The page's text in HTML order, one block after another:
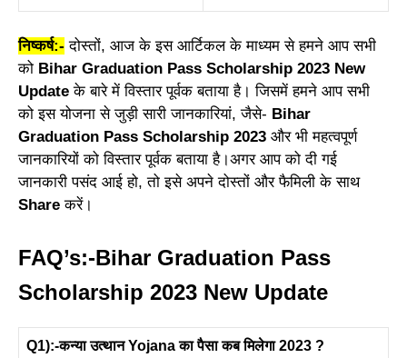
निष्कर्ष:- दोस्तों, आज के इस आर्टिकल के माध्यम से हमने आप सभी
को Bihar Graduation Pass Scholarship 2023 New
Update के बारे में विस्तार पूर्वक बताया है। जिसमें हमने आप सभी
को इस योजना से जुड़ी सारी जानकारियां, जैसे- Bihar
Graduation Pass Scholarship 2023 और भी महत्वपूर्ण
जानकारियों को विस्तार पूर्वक बताया है।अगर आप को दी गई
जानकारी पसंद आई हो, तो इसे अपने दोस्तों और फैमिली के साथ
Share करें।
FAQ’s:-Bihar Graduation Pass
Scholarship 2023 New Update
Q1):-कन्या उत्थान Yojana का पैसा कब मिलेगा 2023 ?